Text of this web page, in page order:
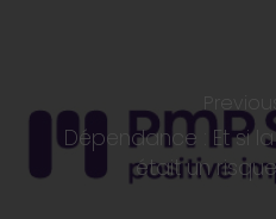
Dépendance : Et si
était un